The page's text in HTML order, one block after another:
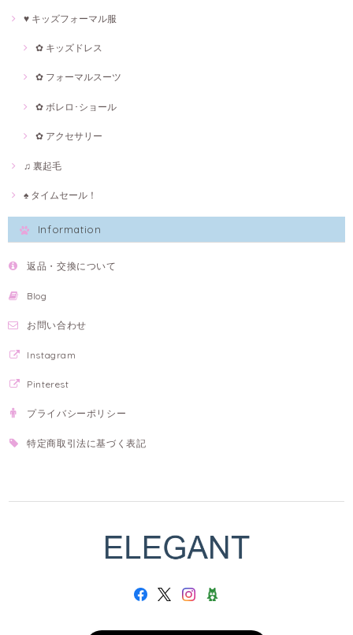
♥ キッズフォーマル服
✿ キッズドレス
✿ フォーマルスーツ
✿ ボレロ･ショール
✿ アクセサリー
♫ 裏起毛
♠ タイムセール！
Information
返品・交換について
Blog
お問い合わせ
Instagram
Pinterest
プライバシーポリシー
特定商取引法に基づく表記